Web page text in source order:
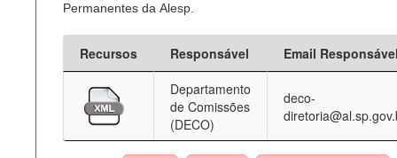
Permanentes da Alesp.
Recursos Responsável
Email
Departamento
de Comissões
(DECO)
deco-